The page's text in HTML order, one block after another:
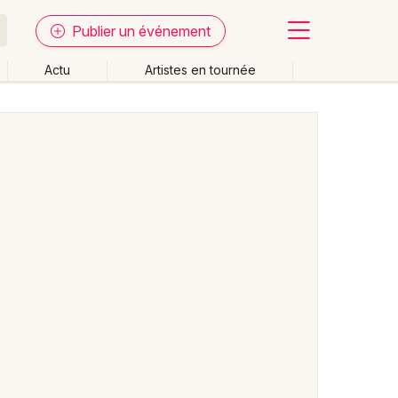
Publier un événement
Actu Artistes en tournée